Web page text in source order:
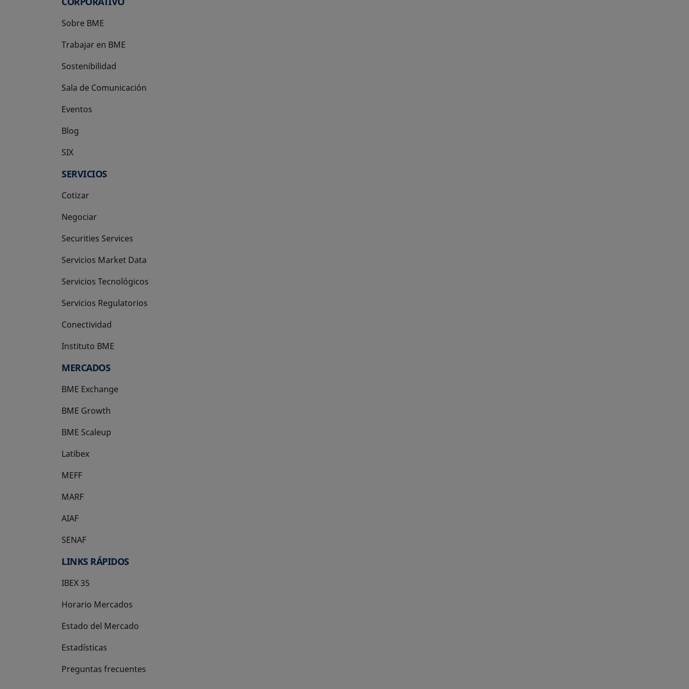
Sobre BME
Trabajar en BME
Sostenibilidad
Sala de Comunicación
Eventos
Blog
SIX
se abre en una pestaña nueva
SERVICIOS
Cotizar
Negociar
Securities Services
Servicios Market Data
Servicios Tecnológicos
Servicios Regulatorios
Conectividad
Instituto BME
se abre en una pestaña nueva
MERCADOS
BME Exchange
BME Growth
se abre en una pestaña nueva
BME Scaleup
se abre en una pestaña nueva
Latibex
se abre en una pestaña nueva
MEFF
se abre en una pestaña nueva
MARF
AIAF
SENAF
LINKS RÁPIDOS
IBEX 35
Horario Mercados
Estado del Mercado
Estadísticas
Preguntas frecuentes